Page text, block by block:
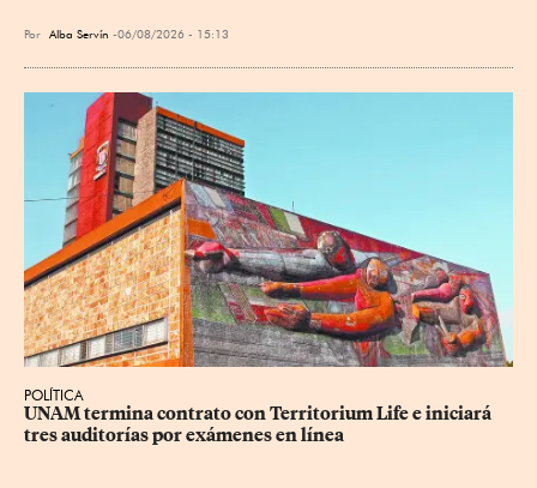
Por Alba Servín 06/08/2026 - 15:13
POLÍTICA
UNAM termina contrato con Territorium Life e iniciará
tres auditorías por exámenes en línea